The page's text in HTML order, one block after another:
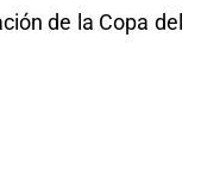
de la Copa del